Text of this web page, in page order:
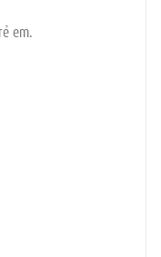
em.